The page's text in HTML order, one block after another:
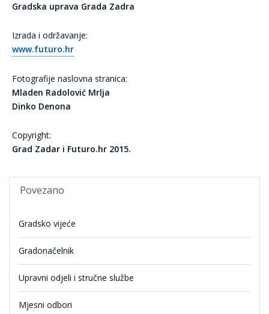
Gradska uprava Grada Zadra
Izrada i održavanje:
www.futuro.hr
Fotografije naslovna stranica:
Mladen Radolović Mrlja
Dinko Denona
Copyright:
Grad Zadar i Futuro.hr 2015.
Povezano
Gradsko vijeće
Gradonačelnik
Upravni odjeli i stručne službe
Mjesni odbori